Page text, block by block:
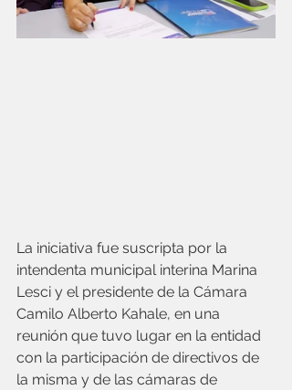
La iniciativa fue suscripta por la
intendenta municipal interina Marina
Lesci y el presidente de la Cámara
Camilo Alberto Kahale, en una
reunión que tuvo lugar en la entidad
con la participación de directivos de
la misma y de las cámaras de